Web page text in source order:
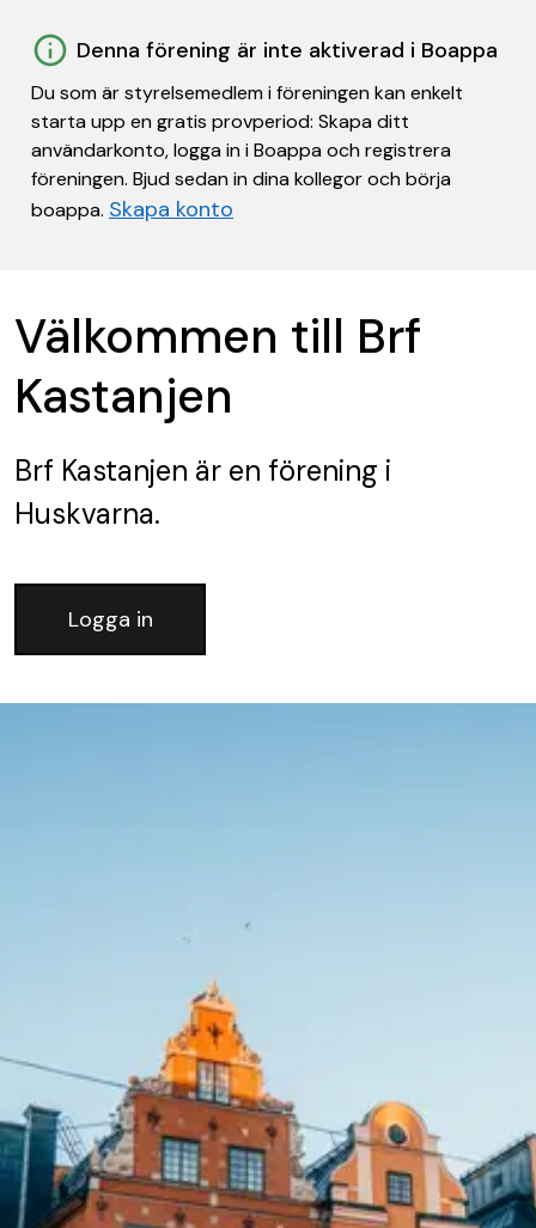
Denna förening är inte aktiverad i Boappa
Du som är styrelsemedlem i föreningen kan enkelt
starta upp en gratis provperiod: Skapa ditt
användarkonto, logga in i Boappa och registrera
föreningen. Bjud sedan in dina kollegor och börja
boappa. Skapa konto
Välkommen till Brf
Kastanjen
Brf Kastanjen är en förening i
Huskvarna.
Logga in